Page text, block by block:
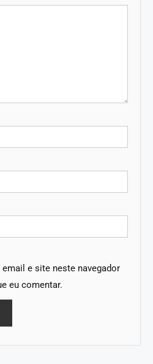
e site neste navegador
eu comentar.